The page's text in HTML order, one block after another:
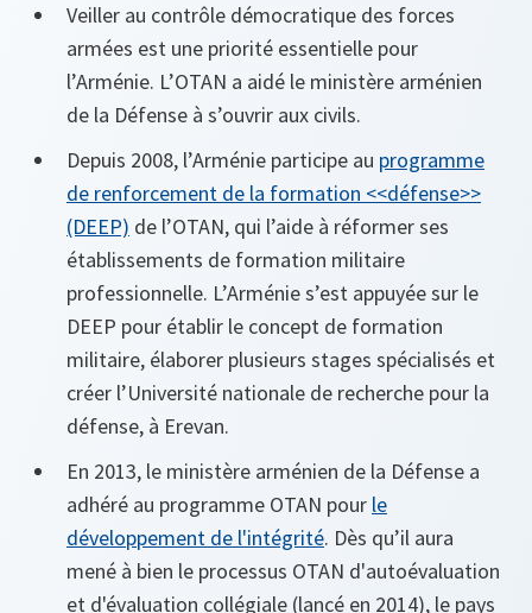
Veiller au contrôle démocratique des forces
armées est une priorité essentielle pour
l’Arménie. L’OTAN a aidé le ministère arménien
de la Défense à s’ouvrir aux civils.
Depuis 2008, l’Arménie participe au programme
de renforcement de la formation <<défense>>
(DEEP) de l’OTAN, qui l’aide à réformer ses
établissements de formation militaire
professionnelle. L’Arménie s’est appuyée sur le
DEEP pour établir le concept de formation
militaire, élaborer plusieurs stages spécialisés et
créer l’Université nationale de recherche pour la
défense, à Erevan.
En 2013, le ministère arménien de la Défense a
adhéré au programme OTAN pour le
développement de l'intégrité. Dès qu’il aura
mené à bien le processus OTAN d'autoévaluation
et d'évaluation collégiale (lancé en 2014), le pays